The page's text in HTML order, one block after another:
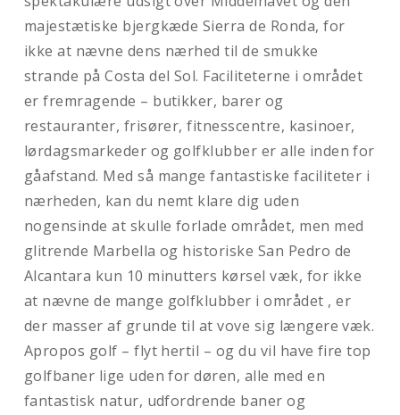
majestætiske bjergkæde Sierra de Ronda, for
ikke at nævne dens nærhed til de smukke
strande på Costa del Sol. Faciliteterne i området
er fremragende – butikker, barer og
restauranter, frisører, fitnesscentre, kasinoer,
lørdagsmarkeder og golfklubber er alle inden for
gåafstand. Med så mange fantastiske faciliteter i
nærheden, kan du nemt klare dig uden
nogensinde at skulle forlade området, men med
glitrende Marbella og historiske San Pedro de
Alcantara kun 10 minutters kørsel væk, for ikke
at nævne de mange golfklubber i området , er
der masser af grunde til at vove sig længere væk.
Apropos golf – flyt hertil – og du vil have fire top
golfbaner lige uden for døren, alle med en
fantastisk natur, udfordrende baner og